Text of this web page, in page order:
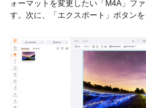
ステップ
ォーマットを変更したい「M4A」フ
す。次に、「エクスポート」ボタンを